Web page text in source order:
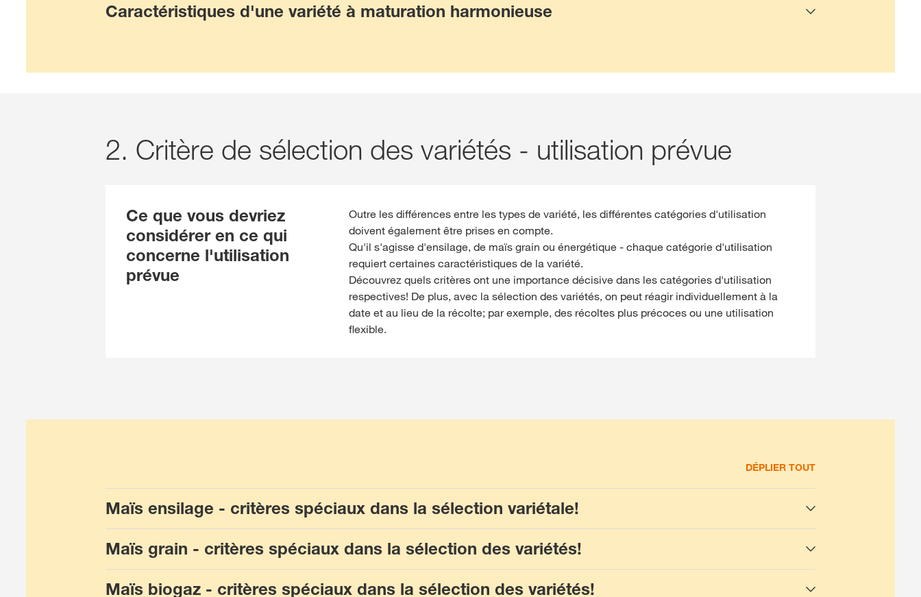
Caractéristiques d'une variété à maturation harmonieuse
2. Critère de sélection des variétés - utilisation prévue
Ce que vous devriez
considérer en ce qui
concerne l'utilisation
prévue
Outre les différences entre les types de variété, les différentes catégories d'utilisation
doivent également être prises en compte.
Qu'il s'agisse d'ensilage, de maïs grain ou énergétique - chaque catégorie d'utilisation
requiert certaines caractéristiques de la variété.
Découvrez quels critères ont une importance décisive dans les catégories d'utilisation
respectives! De plus, avec la sélection des variétés, on peut réagir individuellement à la
date et au lieu de la récolte; par exemple, des récoltes plus précoces ou une utilisation
flexible.
DÉPLIER TOUT
Maïs ensilage - critères spéciaux dans la sélection variétale!
Maïs grain - critères spéciaux dans la sélection des variétés!
Maïs biogaz - critères spéciaux dans la sélection des variétés!